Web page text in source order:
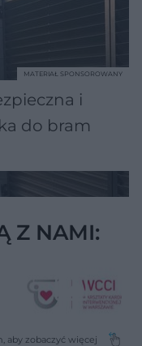
i
do bram
MATERIAŁ SPONSOROWANY
Z NAMI: